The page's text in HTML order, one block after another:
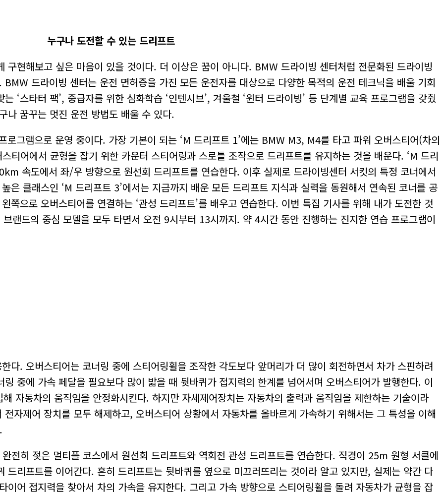
누구나 도전할 수 있는 드리프트
구현해보고 싶은 마음이 있을 것이다. 더 이상은 꿈이 아니다. BMW 드라이빙 센터처럼 전문화된 드라이빙
드라이빙 센터는 운전 면허증을 가진 모든 운전자를 대상으로 다양한 목적의 운전 테크닉을 배울 기회
‘스타터 팩’, 중급자를 위한 심화학습 ‘인텐시브’, 겨울철 ‘윈터 드라이빙’ 등 단계별 교육 프로그램을 갖췄
나 꿈꾸는 멋진 운전 방법도 배울 수 있다.
그램으로 운영 중이다. 가장 기본이 되는 ‘M 드리프트 1’에는 BMW M3, M4를 타고 파워 오버스티어(차의
티어에서 균형을 잡기 위한 카운터 스티어링과 스로틀 조작으로 드리프트를 유지하는 것을 배운다. ‘M 드리
속도에서 좌/우 방향으로 원선회 드리프트를 연습한다. 이후 실제로 드라이빙센터 서킷의 특정 코너에서
은 클래스인 ‘M 드리프트 3’에서는 지금까지 배운 모든 드리프트 지식과 실력을 동원해서 연속된 코너를 공
쪽으로 오버스티어를 연결하는 ‘관성 드리프트’를 배우고 연습한다. 이번 특집 기사를 위해 내가 도전한 것
드의 중심 모델을 모두 타면서 오전 9시부터 13시까지. 약 4시간 동안 진행하는 진지한 연습 프로그램이
다. 오버스티어는 코너링 중에 스티어링휠을 조작한 각도보다 앞머리가 더 많이 회전하면서 차가 스핀하려
중에 가속 페달을 필요보다 많이 밟을 때 뒷바퀴가 접지력의 한계를 넘어서며 오버스티어가 발행한다. 이
자동차의 움직임을 안정화시킨다. 하지만 자세제어장치는 자동차의 출력과 움직임을 제한하는 기술이라
자제어 장치를 모두 해제하고, 오버스티어 상황에서 자동차를 올바르게 가속하기 위해서는 그 특성을 이해
전히 젖은 멀티플 코스에서 원선회 드리프트와 역회전 관성 드리프트를 연습한다. 직경이 25m 원형 서클에
드리프트를 이어간다. 흔히 드리프트는 뒷바퀴를 옆으로 미끄러뜨리는 것이라 알고 있지만, 실제는 약간 다
이어 접지력을 찾아서 차의 가속을 유지한다. 그리고 가속 방향으로 스티어링휠을 돌려 자동차가 균형을 잡